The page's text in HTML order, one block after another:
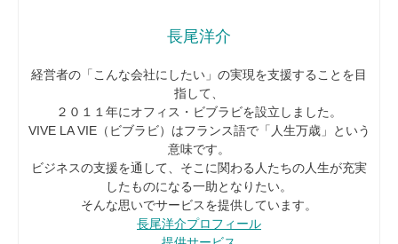
長尾洋介
経営者の「こんな会社にしたい」の実現を支援することを目
指して、
２０１１年にオフィス・ビブラビを設立しました。
VIVE LA VIE（ビブラビ）はフランス語で「人生万歳」という
意味です。
ビジネスの支援を通して、そこに関わる人たちの人生が充実
したものになる一助となりたい。
そんな思いでサービスを提供しています。
長尾洋介プロフィール